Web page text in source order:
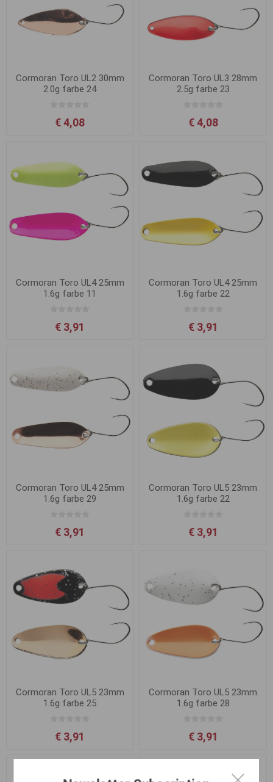
Cormoran Toro UL2 30mm
2.0g farbe 24
€ 4,08
Cormoran Toro UL3 28mm
2.5g farbe 23
€ 4,08
Cormoran Toro UL4 25mm
1.6g farbe 11
€ 3,91
Cormoran Toro UL4 25mm
1.6g farbe 22
€ 3,91
Cormoran Toro UL4 25mm
1.6g farbe 29
€ 3,91
Cormoran Toro UL5 23mm
1.6g farbe 22
€ 3,91
Cormoran Toro UL5 23mm
1.6g farbe 25
€ 3,91
Cormoran Toro UL5 23mm
1.6g farbe 28
€ 3,91